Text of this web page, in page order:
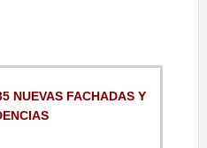
NUEVAS FACHADAS Y